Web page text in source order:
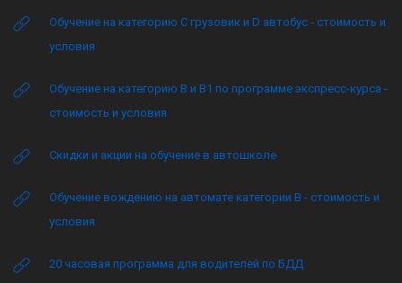
Обучение на категорию C грузовик и D автобус - стоимость и
условия
Обучение на категорию B и B1 по программе экспресс-курса -
стоимость и условия
Скидки и акции на обучение в автошколе
Обучение вождению на автомате категории B - стоимость и
условия
20 часовая программа для водителей по БДД